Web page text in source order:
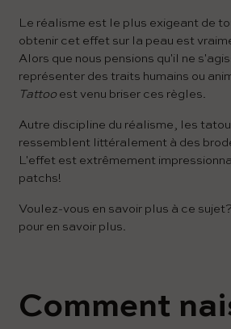
Le réalisme est le plus exigeant de
obtenir cet effet sur la peau est
Alors que nous pensions qu'il ne
représenter des traits humains ou
Tattoo est venu briser ces règles.
Autre discipline du réalisme, les
ressemblent littéralement à des
L'effet est extrêmement
patchs!
Voulez-vous en savoir plus à ce
pour en savoir plus.
Comment